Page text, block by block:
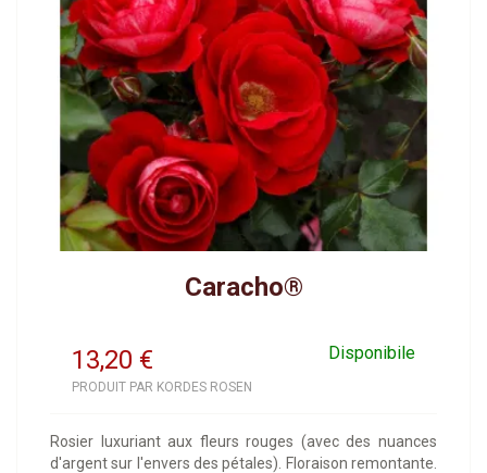
Caracho®
13,20 Disponibile
€
PRODUIT PAR KORDES ROSEN
Rosier luxuriant aux fleurs rouges (avec des nuances
d'argent sur l'envers des pétales). Floraison remontante.